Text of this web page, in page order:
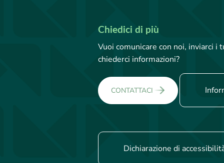
Chiedici di più
Vuoi comunicare con noi, inviarci
chiederci informazioni?
CONTATTACI
Dichiarazione di